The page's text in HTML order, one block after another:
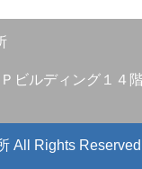
ビルディング１４
All Rights